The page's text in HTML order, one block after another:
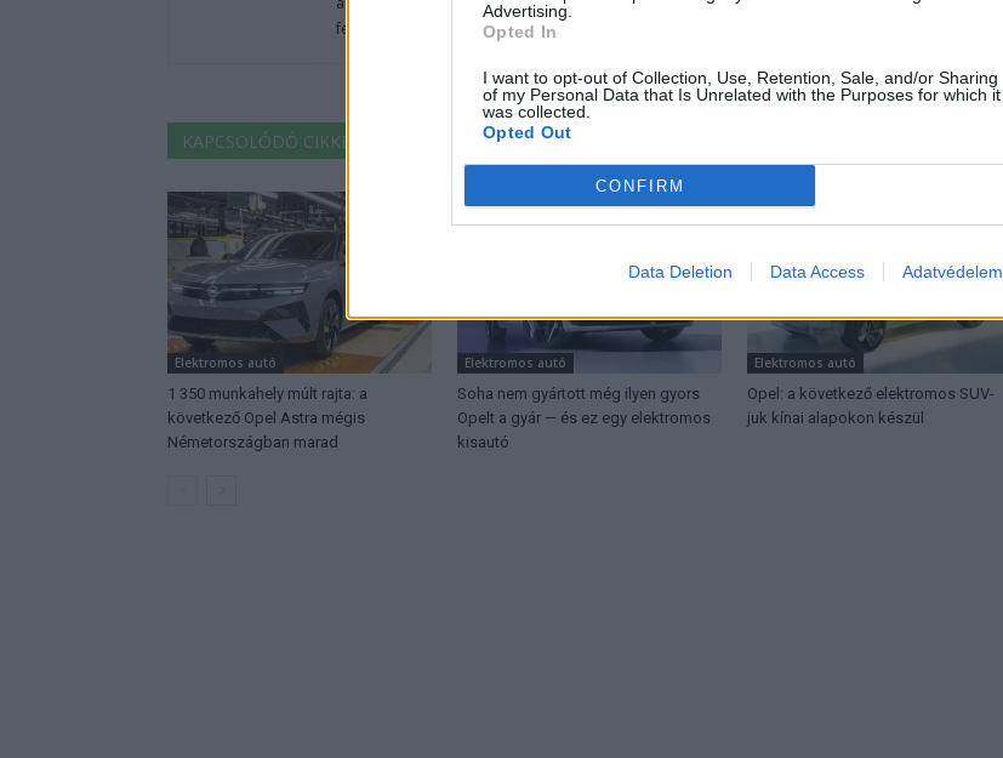
Advertising.
Opted In
I want to opt-out of Collection, Use, Retention, Sale, and/or Sharing
of my Personal Data that Is Unrelated with the Purposes for which it
was collected.
Opted Out
CONFIRM
Data Deletion Data Access Adatvédelem
fenntarthatóság területén? Akkor jó helyen jársz!
KAPCSOLÓDÓ CIKKEK TÖBB A SZERZŐTŐL
Elektromos autó
1 350 munkahely múlt rajta: a
következő Opel Astra mégis
Németországban marad
Elektromos autó
Soha nem gyártott még ilyen gyors
Opelt a gyár — és ez egy elektromos
kisautó
Elektromos autó
Opel: a következő elektromos SUV-
juk kínai alapokon készül